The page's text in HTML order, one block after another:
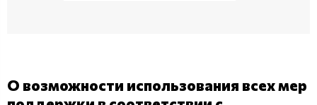
О возможности использования всех мер